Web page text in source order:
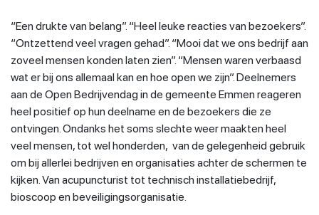
“Een drukte van belang”. “Heel leuke reacties van bezoekers”.
“Ontzettend veel vragen gehad”. “Mooi dat we ons bedrijf aan
zoveel mensen konden laten zien”. “Mensen waren verbaasd
wat er bij ons allemaal kan en hoe open we zijn”. Deelnemers
aan de Open Bedrijvendag in de gemeente Emmen reageren
heel positief op hun deelname en de bezoekers die ze
ontvingen. Ondanks het soms slechte weer maakten heel
veel mensen, tot wel honderden, van de gelegenheid gebruik
om bij allerlei bedrijven en organisaties achter de schermen te
kijken. Van acupuncturist tot technisch installatiebedrijf,
bioscoop en beveiligingsorganisatie.